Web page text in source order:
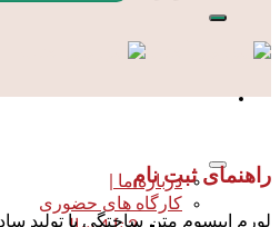
درباره ما |
کارگاه های حضوری
راهنمای ثبت نام
لورم ایپسوم متن ساختگی با تولید